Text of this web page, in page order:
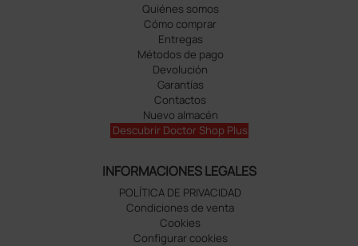
Quiénes somos
Cómo comprar
Entregas
Métodos de pago
Devolución
Garantías
Contactos
Nuevo almacén
Descubrir Doctor Shop Plus
INFORMACIONES LEGALES
POLÍTICA DE PRIVACIDAD
Condiciones de venta
Cookies
Configurar cookies